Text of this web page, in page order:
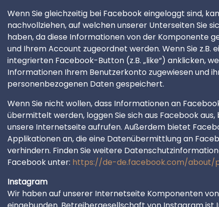
Wenn Sie gleichzeitig bei Facebook eingeloggt sind,
nachvollziehen, auf welchen unserer Unterseiten Sie
haben, da diese Informationen von der Komponente
und Ihrem Account zugeordnet werden. Wenn Sie z.B.
integrierten Facebook-Button (z.B. „like“) anklicken,
Informationen Ihrem Benutzerkonto zugewiesen und
personenbezogenen Daten gespeichert.
Wenn Sie nicht wollen, dass Informationen an
übermittelt werden, loggen Sie sich aus Facebook aus,
unsere Internetseite aufrufen. Außerdem bietet
Applikationen an, die eine Datenübermittlung an
verhindern. Finden Sie weitere
Facebook unter: https://de-de.facebook.com/about/
Instagram
Wir haben auf unserer Internetseite Komponenten